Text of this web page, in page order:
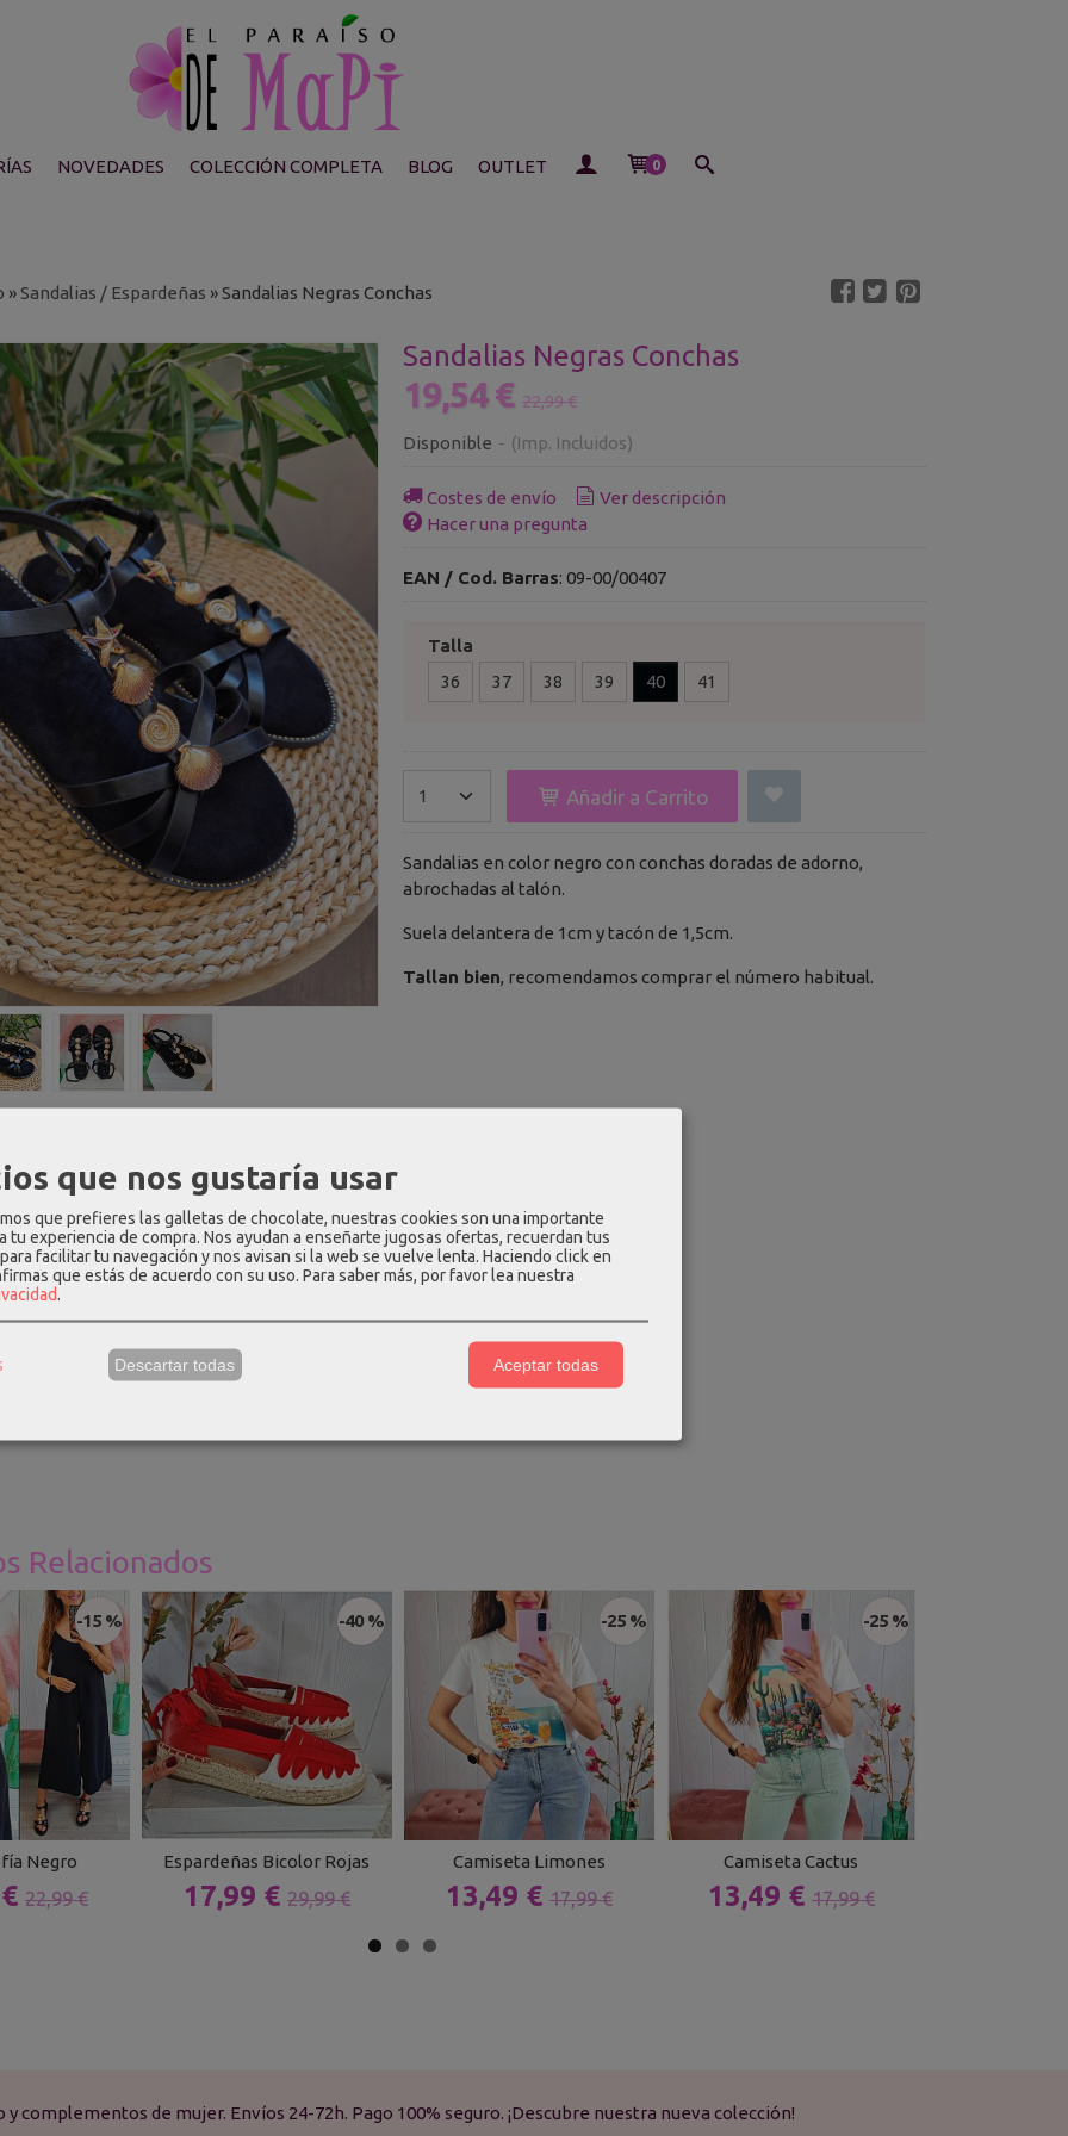
NOVEDADES COLECCIÓN COMPLETA BLOG OUTLET 0
» Sandalias / Espardeñas »Sandalias Negras Conchas
Sandalias Negras Conchas
19,54 € 22,99 €
Disponible - (Imp. Incluidos)
Costes de envío
Ver descripción
Hacer una pregunta
EAN / Cod. Barras: 09-00/00407
Talla
36
37 38 39 40 41
Añadir a Carrito
Sandalias en color negro con conchas doradas de adorno,
abrochadas al talón.
Suela delantera de 1cm y tacón de 1,5cm.
Tallan bien, recomendamos comprar el número habitual.
/ Espardeñas sandalias negras
COSTES DE ENVÍO COMENTARIOS
de 1cm y tacón de 1,5cm.
Relacionados
-15 %
Negro
22,99 €
-40 %
Espardeñas Bicolor Rojas
17,99 € 29,99 €
-25 %
Camiseta Limones
13,49 € 17,99 €
-25 %
Camiseta Cactus
13,49 € 17,99 €
complementos de mujer. Envíos 24-72h. Pago 100% seguro. ¡Descubre nuestra nueva colección!
que nos gustaría usar
que prefieres las galletas de chocolate, nuestras cookies son una importante
tu experiencia de compra. Nos ayudan a enseñarte jugosas ofertas, recuerdan tus
facilitar tu navegación y nos avisan si la web se vuelve lenta. Haciendo click en
que estás de acuerdo con su uso. Para saber más, por favor lea nuestra
.
Descartar todas Aceptar todas